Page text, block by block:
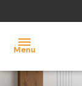
Menu